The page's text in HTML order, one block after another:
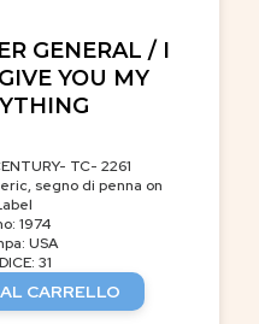
GENERAL / I
YOU MY
TC- 2261
segno di penna on
1974
USA
31
CARRELLO